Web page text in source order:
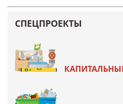
СПЕЦПРОЕКТЫ